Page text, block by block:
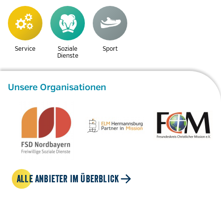
Service
Soziale
Dienste
Sport
Unsere Organisationen
ALLE ANBIETER IM ÜBERBLICK